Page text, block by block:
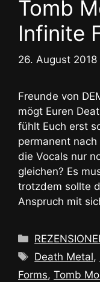
Tomb
Infinite
26. August 2018
Freunde von
mögt Euren
fühlt Euch erst
permanent
die Vocals nur
gleichen? Es
trotzdem sollte
Anspruch mit
Kategorien
Schlagwörter
Death Metal,
Forms, Tomb